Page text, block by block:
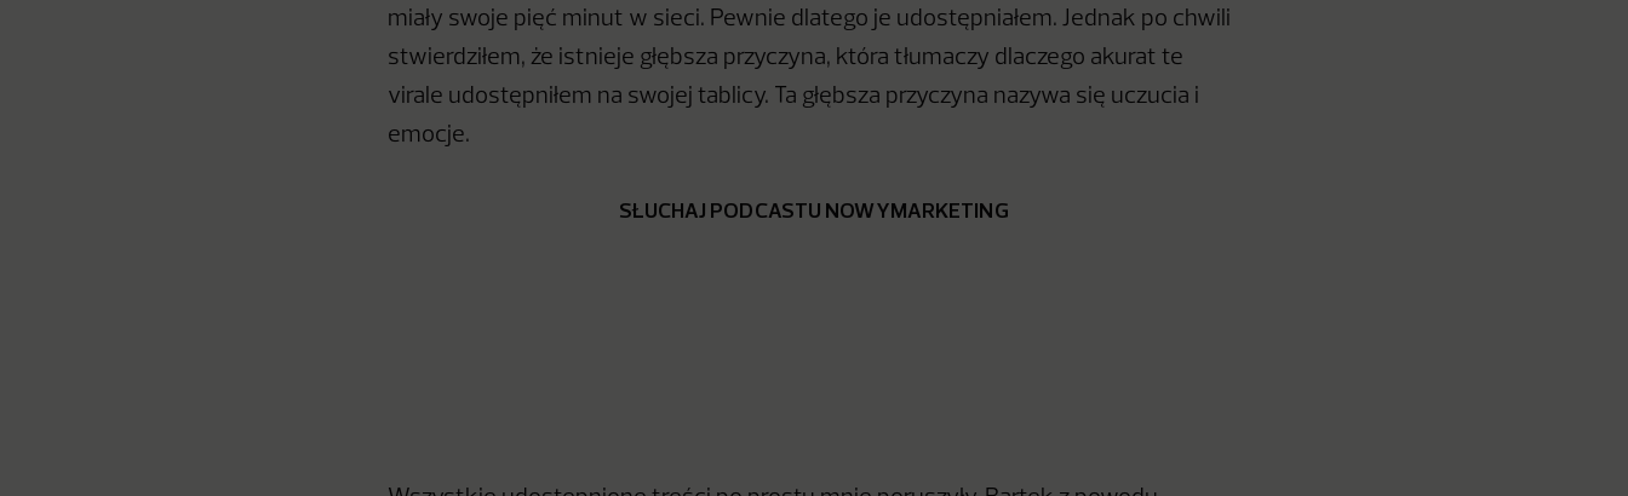
miały swoje pięć minut w sieci. Pewnie dlatego je udostępniałem. Jednak po chwili
stwierdziłem, że istnieje głębsza przyczyna, która tłumaczy dlaczego akurat te
virale udostępniłem na swojej tablicy. Ta głębsza przyczyna nazywa się uczucia i
emocje.
SŁUCHAJ PODCASTU NOWYMARKETING